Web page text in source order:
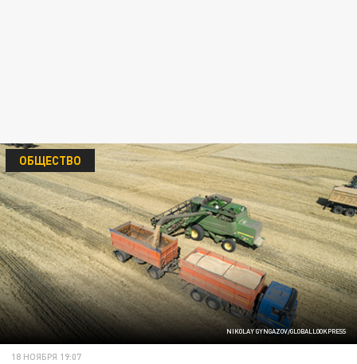
NIKOLAY GYNGAZOV/GLOBALLOOKPRESS
ОБЩЕСТВО
18 НОЯБРЯ 19:07